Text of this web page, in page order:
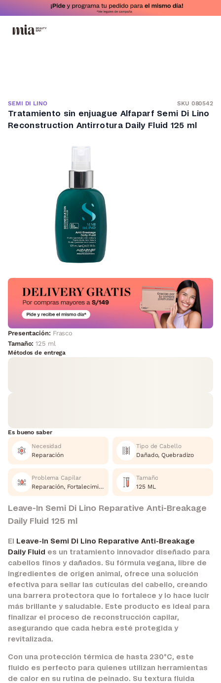
SEMI DI LINO SKU 080542
Tratamiento sin enjuague Alfaparf Semi Di Lino
Reconstruction Antirrotura Daily Fluid 125 ml
Presentación: Frasco
Tamaño:125 ml
Métodos de entrega
Es bueno saber
Necesidad
Reparación
Tipo de Cabello
Dañado, Quebradizo
Problema Capilar
Reparación, Fortalecimiento
Tamaño
125 ML
Leave-In Semi Di Lino Reparative Anti-Breakage
Daily Fluid 125 ml
El
Leave-In Semi Di Lino Reparative Anti-Breakage
Daily Fluid es un tratamiento innovador diseñado para
cabellos finos y dañados. Su fórmula vegana, libre de
ingredientes de origen animal, ofrece una solución
efectiva para sellar las cutículas del cabello, creando
una barrera protectora que lo fortalece y lo hace lucir
más brillante y saludable. Este producto es ideal para
finalizar el proceso de reconstrucción capilar,
asegurando que cada hebra esté protegida y
revitalizada.
Con una protección térmica de hasta 230°C, este
fluido es perfecto para quienes utilizan herramientas
de calor en su rutina de peinado. Su textura fluida